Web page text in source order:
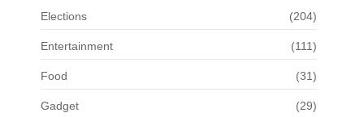
Elections (204)
Entertainment (111)
Food (31)
Gadget (29)